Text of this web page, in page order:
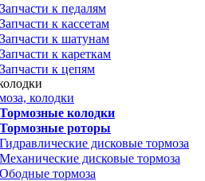
Запчасти к педалям
Запчасти к кассетам
Запчасти к шатунам
Запчасти к кареткам
Запчасти к цепям
колодки
Тормозные колодки
Тормозные роторы
Гидравлические дисковые тормоза
Механические дисковые тормоза
Ободные тормоза